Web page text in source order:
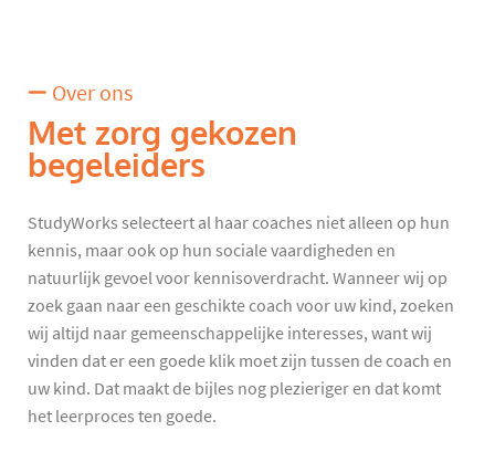
Over ons
Met zorg gekozen
begeleiders
StudyWorks selecteert al haar coaches niet alleen op hun
kennis, maar ook op hun sociale vaardigheden en
natuurlijk gevoel voor kennisoverdracht. Wanneer wij op
zoek gaan naar een geschikte coach voor uw kind, zoeken
wij altijd naar gemeenschappelijke interesses, want wij
vinden dat er een goede klik moet zijn tussen de coach en
uw kind. Dat maakt de bijles nog plezieriger en dat komt
het leerproces ten goede.